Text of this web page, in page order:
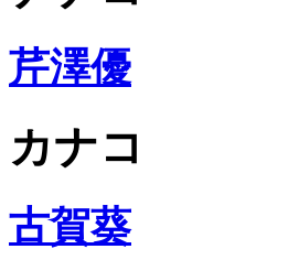
芹澤優
カナコ
古賀葵